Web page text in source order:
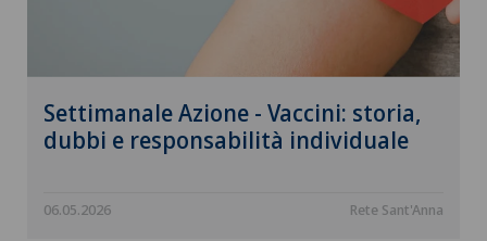
Settimanale Azione - Vaccini: storia,
dubbi e responsabilità individuale
06.05.2026 Rete Sant'Anna